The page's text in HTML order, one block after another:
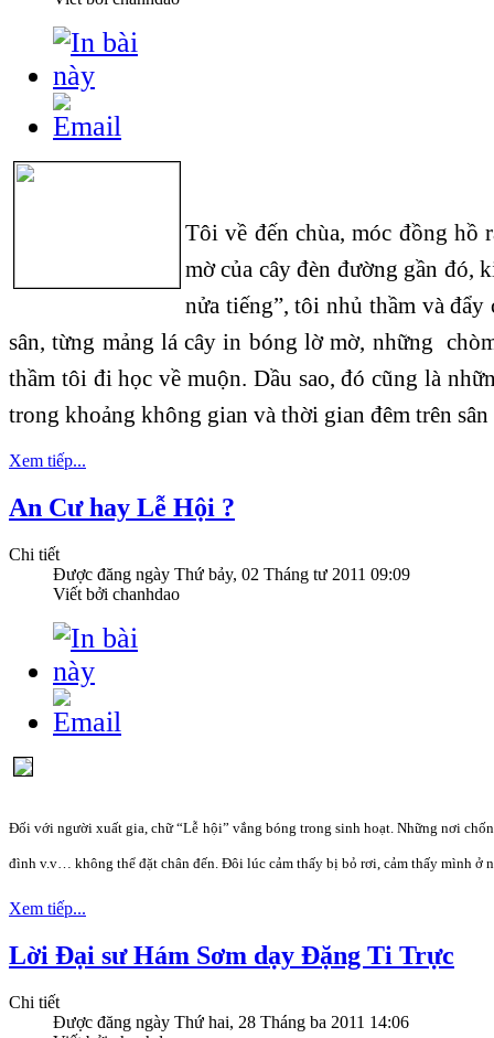
Tôi về đến chùa, móc đồng hồ
mờ của cây đèn đường gần đó,
nửa tiếng”, tôi nhủ thầm và
sân, từng mảng lá cây in bóng lờ mờ, những
thầm tôi đi học về muộn. Dầu sao, đó cũng là
trong khoảng không gian và thời gian đêm trên sân
Xem tiếp...
An Cư hay Lễ Hội ?
Chi tiết
Được đăng ngày Thứ bảy, 02 Tháng tư 2011 09:09
Viết bởi chanhdao
Đối với người xuất gia, chữ “Lễ hội” vắng bóng trong sinh hoạt. Những nơi
đình v.v… không thể đặt chân đến. Đôi lúc cảm thấy bị bỏ rơi, cảm thấy mình ở
Xem tiếp...
Lời Đại sư Hám Sơm dạy Đặng Ti Trực
Chi tiết
Được đăng ngày Thứ hai, 28 Tháng ba 2011 14:06